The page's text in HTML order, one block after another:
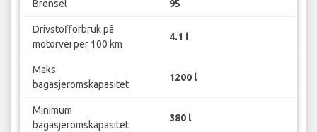
Brensel 95
Drivstofforbruk på
motorvei per 100 km
4.1 l
Maks
bagasjeromskapasitet
1200 l
Minimum
bagasjeromskapasitet
380 l